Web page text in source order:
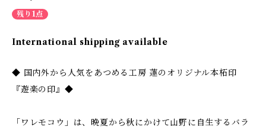
残り1点
International shipping available
◆ 国内外から人気をあつめる工房 蓮のオリジナル本柘印
『遊楽の印』◆
「ワレモコウ」は、晩夏から秋にかけて山野に自生するバラ